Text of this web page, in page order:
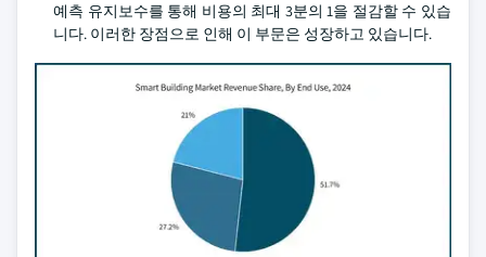
예측 유지보수를 통해 비용의 최대 3분의 1을 절감할 수 있습
니다. 이러한 장점으로 인해 이 부문은 성장하고 있습니다.